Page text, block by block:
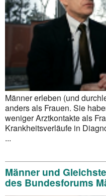
Männer erleben (und
anders als Frauen. Sie
weniger Arztkontakte als
Krankheitsverläufe in
...
Männer und
des Bundesforums